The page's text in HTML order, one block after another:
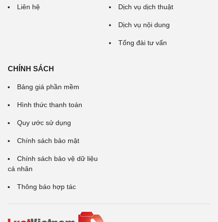
Liên hệ Dịch vụ dịch thuật
Dịch vụ nội dung
Tổng đài tư vấn
CHÍNH SÁCH
Bảng giá phần mềm
Hình thức thanh toán
Quy ước sử dụng
Chính sách bảo mật
Chính sách bảo vệ dữ liệu
cá nhân
Thông báo hợp tác